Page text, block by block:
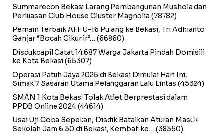
Summarecon Bekasi Larang Pembangunan Mushola dan
Perluasan Club House Cluster Magnolia (78782)
Pemain Terbaik AFF U-16 Pulang ke Bekasi, Tri Adhianto
Ganjar “Bocah Cikunir”… (66860)
Disdukcapil Catat 14.687 Warga Jakarta Pindah Domisili
ke Kota Bekasi(65307)
Operasi Patuh Jaya 2025 di Bekasi Dimulai Hari Ini,
Simak 7 Sasaran Utama Pelanggaran Lalu Lintas (45324)
SMAN 1 Kota Bekasi Tolak Atlet Berprestasi dalam
PPDB Online 2024(44614)
Usai Uji Coba Sepekan, Disdik Batalkan Aturan Masuk
Sekolah Jam 6.30 di Bekasi, Kembali ke… (38350)